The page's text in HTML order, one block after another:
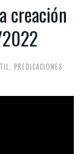
creación
PREDICACIONES